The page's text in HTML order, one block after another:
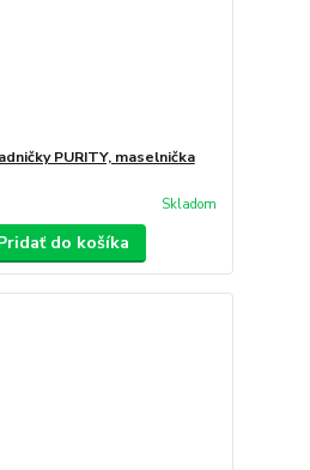
PURITY, maselnička
Skladom
do košíka